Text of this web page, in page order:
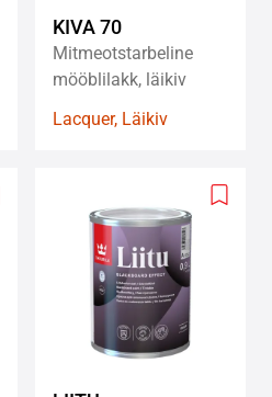
KIVA 70
Mitmeotstarbeline
mööblilakk, läikiv
Lacquer, Läikiv
Add